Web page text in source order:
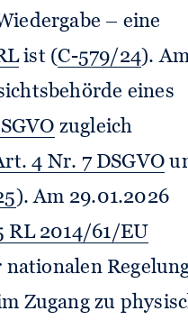
– eine
ist (C-579/24).
eines
zugleich
4 Nr. 7 DSGVO
). Am 29.01.2026
RL 2014/61/EU
Zugang zu